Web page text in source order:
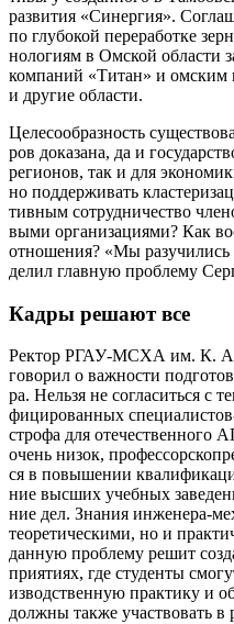
раз­ви­тия «Синер­гия».
по глу­бо­кой пере­ра­бот­ке
но­ло­ги­ям в Омской обла­сти
ком­па­ний «Титан» и омским
и дру­гие области.
Целе­со­об­раз­ность
ров дока­за­на, да и
реги­о­нов, так и для
но под­дер­жи­вать
тив­ным сотруд­ни­че­ство
вы­ми орга­ни­за­ци­я­ми? Как
отно­ше­ния? «Мы разу­чи­лись
де­лил глав­ную про­бле­му
Кадры решают все
Рек­тор РГАУ-МСХА им. К. А.
гово­рил о важ­но­сти
ра. Нель­зя не согла­сить­ся с
фи­ци­ро­ван­ных
стро­фа для оте­че­ствен­но­го
очень низок,
ся в повы­ше­нии
ние выс­ших учеб­ных
ние дел. Зна­ния инже­не­ра-
тео­ре­ти­че­ски­ми, но и
дан­ную про­бле­му решит
при­я­ти­ях, где сту­ден­ты
из­вод­ствен­ную прак­ти­ку и
долж­ны так­же участ­во­вать в